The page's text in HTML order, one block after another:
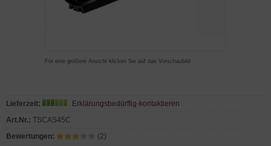
Für eine größere Ansicht klicken Sie auf das Vorschaubild
Lieferzeit:
Erklärungsbedürftig-kontaktieren
Art.Nr.: TSCAS45C
Bewertungen:
(2)